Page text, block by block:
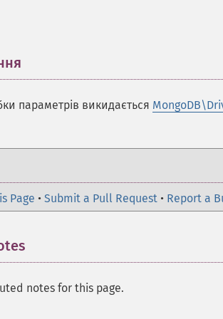
параметрів викидається
Page • Submit a Pull Request • Report a
notes for this page.